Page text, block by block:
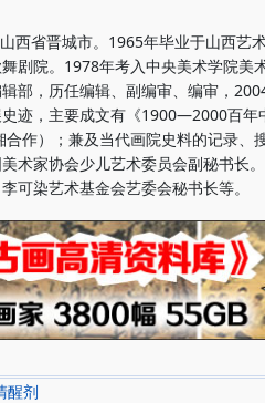
省晋城市。1965年毕业于山西艺
剧院。1978年考入中央美术学院美
部，历任编辑、副编审、编审，
迹，主要成文有《1900—2000百
作）；兼及当代画院史料的记录、
术家协会少儿艺术委员会副秘书长
可染艺术基金会艺委会秘书长等。
醒剂